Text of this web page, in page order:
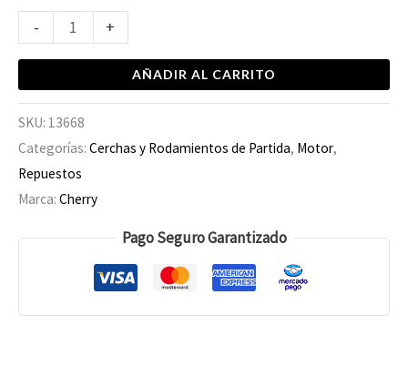
- +
AÑADIR AL CARRITO
SKU: 13668
Categorías: Cerchas y Rodamientos de Partida, Motor,
Repuestos
Marca: Cherry
Pago Seguro Garantizado